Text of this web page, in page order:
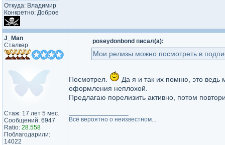
Откуда: Владимир
Конкретно: Доброе
J_Man
Сталкер
Стаж: 17 лет 5 мес.
Сообщений: 6947
Ratio: 28.558
Поблагодарили:
14022
poseydonbond писал(а):
Мои релизы можно посмотреть в
Посмотрел.
Да я и так их помню, это ведь
оформления неплохой.
Предлагаю порелизить активно, потом
Всё вероятно о неизвестном...